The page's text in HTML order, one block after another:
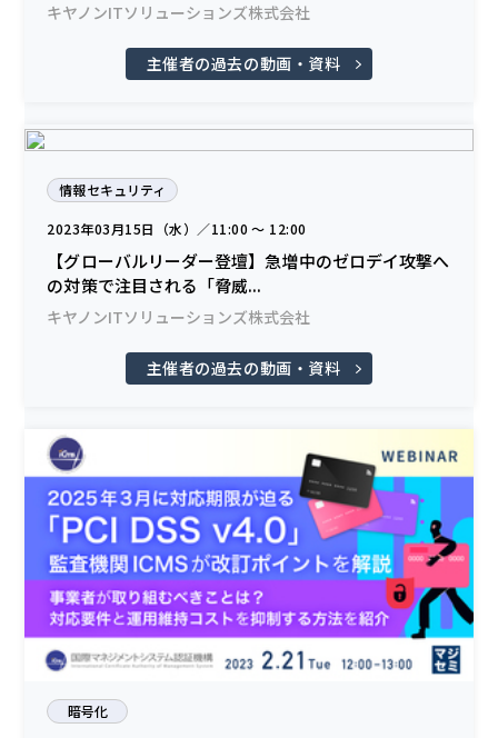
キヤノンITソリューションズ株式会社
主催者の過去の動画・資料
情報セキュリティ
2023年03月15日（水）／11:00 〜 12:00
【グローバルリーダー登壇】急増中のゼロデイ攻撃へ
の対策で注目される「脅威...
キヤノンITソリューションズ株式会社
主催者の過去の動画・資料
暗号化